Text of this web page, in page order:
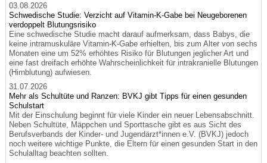
03.08.2026
Schwedische Studie: Verzicht auf Vitamin-K-Gabe bei Neugeborenen
verdoppelt Blutungsrisiko
Eine schwedische Studie macht darauf aufmerksam, dass Babys, die
keine intramuskuläre Vitamin-K-Gabe erhielten, bis zum Alter von sechs
Monaten eine um 52% erhöhtes Risiko für Blutungen jeglicher Art und
eine fast dreifach erhöhte Wahrscheinlichkeit für intrakranielle Blutungen
(Hirnblutung) aufwiesen.
31.07.2026
Mehr als Schultüte und Ranzen: BVKJ gibt Tipps für einen gesunden
Schulstart
Mit der Einschulung beginnt für viele Kinder ein neuer Lebensabschnitt.
Neben Schultüte, Mäppchen und Sporttasche gibt es aus Sicht des
Berufsverbands der Kinder- und Jugendärzt*innen e.V. (BVKJ) jedoch
noch weitere wichtige Punkte, die Eltern für einen gesunden Start in den
Schulalltag beachten sollten.